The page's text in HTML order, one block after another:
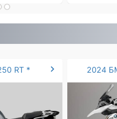
RT * chevron_right 2024